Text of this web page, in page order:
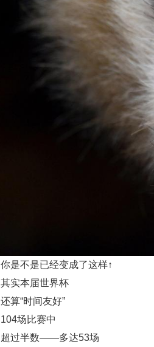
你是不是已经变成了这样↑
其实本届世界杯
还算“时间友好”
104场比赛中
超过半数——多达53场